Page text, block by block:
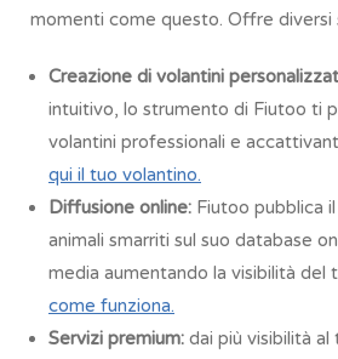
momenti come questo. Offre diversi
Creazione di volantini
intuitivo, lo strumento di Fiutoo ti
volantini professionali e
qui il tuo volantino.
Diffusione online: Fiutoo pubblica
animali smarriti sul suo database
media aumentando la visibilità del
come funziona.
Servizi premium: dai più visibilità al